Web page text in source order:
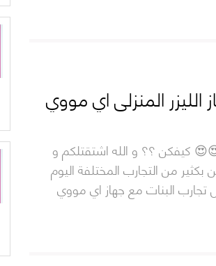
الليزر المنزلي اي مووي
كيفكن ؟؟ و الله اشتقتلكم و
بكثير من التجارب المختلفة اليوم
البنات مع جهاز اي مووي